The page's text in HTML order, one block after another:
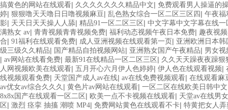
搞黄色的网站在线观看| 久久久久久久久精品中文| 免费观看男人操逼的
婷| 狠狠噜天天噜日日噜视频麻豆| 乱色熟女综合一区二区三区四 | 午夜福
影| 天天日天天操人人舔| 精品91一区二区三区 | 中文字幕中文字幕在线一
满熟女 av| 青青视频青青视频免费| 福利动态视频午夜日本免费| 趣夜视
合| 91福利在线观看免费| 成人亚洲视频在线观看第一页 | 亚洲欧洲日本韩
级三级久久精品| 国产精品自拍视频网站| 亚洲熟女国产午夜精品| 男女视
| av网站在线看免费| 最新91在线精品一区二区三区 | 久久天天躁夜夜躁狠
人网视频欧美在线观看| 五月开心六月伊人色婷婷| 伊人色在线观看视频|
线视频观看免费| 天堂国产成人av在线| av在线免费视频观看| 在线观看麻
av优女av综合久久久 | 黄色片av网站在线观看| 一区二区在线欧美日韩中文
8x8x国产在线观看一区二区 | 欧美一点不卡视频在线观看| 天堂av在线男
区 | 激烈 痉挛 抽搐 潮喷 MP4| 免费网站黄色在线观看不卡| 特黄把女人